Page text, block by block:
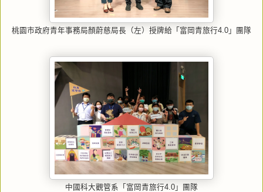
桃園市政府青年事務局顏蔚慈局長（左）授牌給「富岡青旅行4.0」團隊
中國科大觀管系「富岡青旅行4.0」團隊